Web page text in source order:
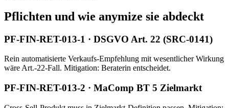
Pflichten und wie anymize sie abdeckt
PF-FIN-RET-013-1 · DSGVO Art. 22 (SRC-0141)
Rein automatisierte Verkaufs-Empfehlung mit wesentlicher Wirkung
wäre Art.-22-Fall. Mitigation: Beraterin entscheidet.
PF-FIN-RET-013-2 · MaComp BT 5 Zielmarkt